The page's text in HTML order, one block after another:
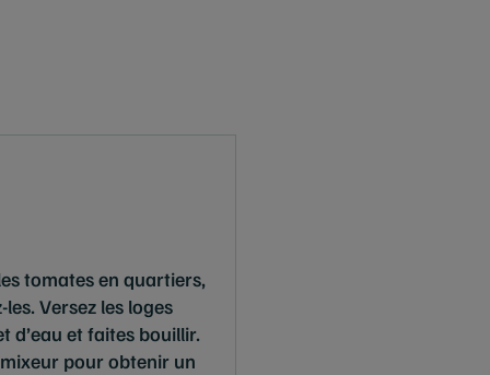
tomates en quartiers,
Versez les loges
d’eau et faites bouillir.
mixeur pour obtenir un